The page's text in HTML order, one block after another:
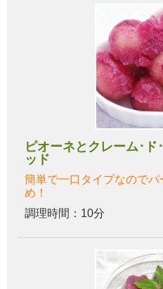
ピオーネとクレーム･ド
ッド
簡単で一口タイプなので
め！
調理時間：10分